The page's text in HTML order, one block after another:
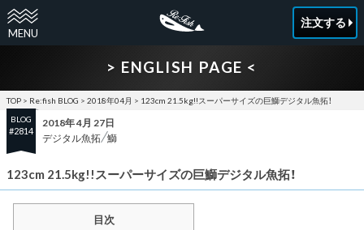
注文する
> ENGLISH PAGE <
TOP > Re:fish BLOG > 2018年04月 > 123cm 21.5kg!!スーパーサイズの巨鰤デジタル魚拓！
BLOG
#2814
2018年 4月 27日
デジタル魚拓 鰤
123cm 21.5kg!!スーパーサイズの巨鰤デジタル魚拓！
目次